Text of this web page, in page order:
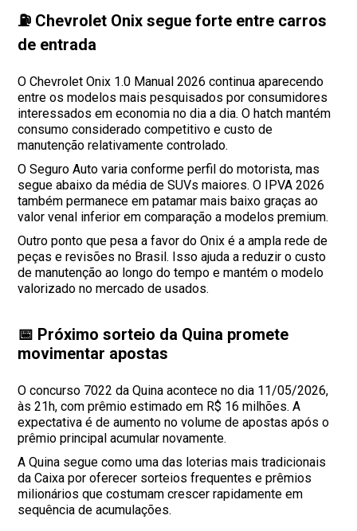
⛽ Chevrolet Onix segue forte entre carros
de entrada
O Chevrolet Onix 1.0 Manual 2026 continua aparecendo
entre os modelos mais pesquisados por consumidores
interessados em economia no dia a dia. O hatch mantém
consumo considerado competitivo e custo de
manutenção relativamente controlado.
O Seguro Auto varia conforme perfil do motorista, mas
segue abaixo da média de SUVs maiores. O IPVA 2026
também permanece em patamar mais baixo graças ao
valor venal inferior em comparação a modelos premium.
Outro ponto que pesa a favor do Onix é a ampla rede de
peças e revisões no Brasil. Isso ajuda a reduzir o custo
de manutenção ao longo do tempo e mantém o modelo
valorizado no mercado de usados.
📅 Próximo sorteio da Quina promete
movimentar apostas
O concurso 7022 da Quina acontece no dia 11/05/2026,
às 21h, com prêmio estimado em R$ 16 milhões. A
expectativa é de aumento no volume de apostas após o
prêmio principal acumular novamente.
A Quina segue como uma das loterias mais tradicionais
da Caixa por oferecer sorteios frequentes e prêmios
milionários que costumam crescer rapidamente em
sequência de acumulações.